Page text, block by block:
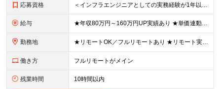
応募資格 ＜インフラエンジニアとしての実務経験が1年以上ある方を募集！＞ ◆何らかの実務経験1年以上をお持ちの方 ◆既卒・ブランクもOK ◆学歴不問 ◆転職回数は一切問いません ◆オンプレ・クラウドの経験は不問
給与 ★年収80万円～160万円UP実績あり ★単価連動型×高還元率で年収UP ▼月給40万円～125万円＋各種手当 ┗想定年収：400万円～1500万円 ※固定残業代（30時間分／7万6000円～）を含
勤務地 ★リモートOK／フルリモートあり ★リモート実施率90%以上 ★一都三県のプロジェクト先 ★転居を伴う転勤なし ＜理想の働き方を実現できます！＞ ・フルリモート ・リモートと出社のハイブリッド ・フ
働き方 フルリモートがメイン
残業時間 10時間以内